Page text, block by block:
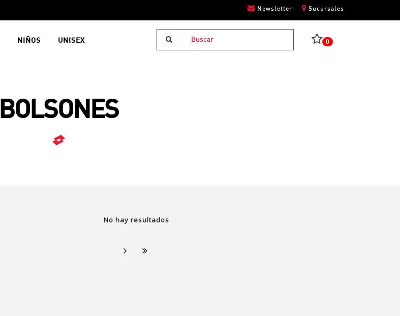
Newsletter Sucursales
0
NIÑOS UNISEX
BOLSONES
No hay resultados